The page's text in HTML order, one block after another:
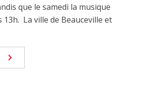
que le samedi la musique
13h. La ville de Beauceville et